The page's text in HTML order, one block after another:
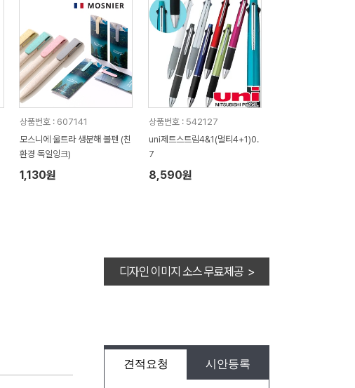
상품번호 : 607141
모스니에 울트라 생분해 볼펜 (친
환경 독일잉크)
1,130원
상품번호 : 542127
uni제트스트림4&1(멀티4+1)0.
7
8,590원
디자인 이미지 소스 무료제공 >
견적요청 시안등록